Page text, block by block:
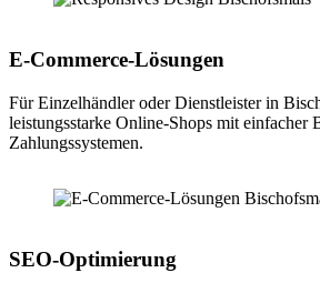
E-Commerce-Lösungen
Für Einzelhändler oder Dienstleister in
leistungsstarke Online-Shops mit einfacher
Zahlungssystemen.
SEO-Optimierung